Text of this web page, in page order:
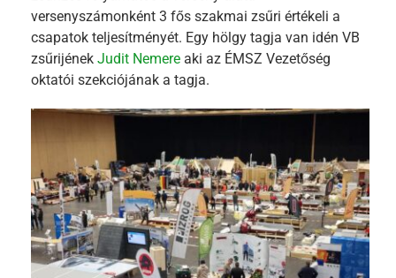
versenyszámonként 3 fős szakmai zsűri értékeli a
csapatok teljesítményét. Egy hölgy tagja van idén VB
zsűrijének Judit Nemereaki az ÉMSZ Vezetőség
oktatói szekciójának a tagja.